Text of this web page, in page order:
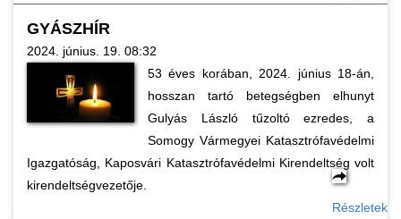
GYÁSZHÍR
2024. június. 19. 08:32
53 éves korában, 2024. június 18-án,
hosszan tartó betegségben elhunyt
Gulyás László tűzoltó ezredes, a
Somogy Vármegyei Katasztrófavédelmi
Igazgatóság, Kaposvári Katasztrófavédelmi Kirendeltség volt
kirendeltségvezetője.
Részletek